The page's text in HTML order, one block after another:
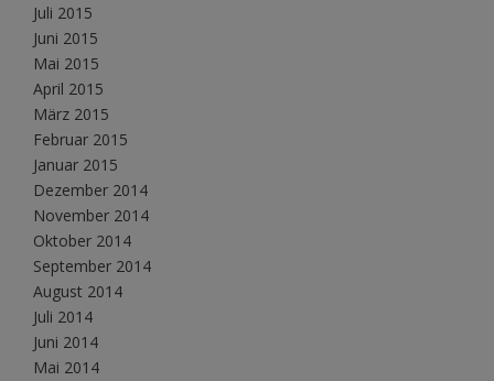
Juli 2015
Juni 2015
Mai 2015
April 2015
März 2015
Februar 2015
Januar 2015
Dezember 2014
November 2014
Oktober 2014
September 2014
August 2014
Juli 2014
Juni 2014
Mai 2014